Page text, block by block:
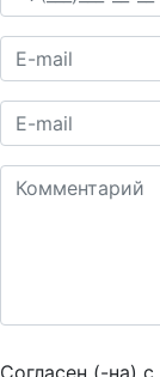
Согласен (-на) с